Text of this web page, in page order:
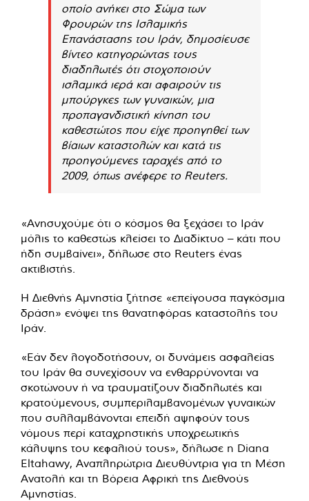
οποίο ανήκει στο Σώμα των
Φρουρών της Ισλαμικής
Επανάστασης του Ιράν, δημοσίευσε
βίντεο κατηγορώντας τους
διαδηλωτές ότι στοχοποιούν
ισλαμικά ιερά και αφαιρούν τις
μπούργκες των γυναικών, μια
προπαγανδιστική κίνηση του
καθεστώτος που είχε προηγηθεί των
βίαιων καταστολών και κατά τις
προηγούμενες ταραχές από το
2009, όπως ανέφερε το Reuters.
«Ανησυχούμε ότι ο κόσμος θα ξεχάσει το Ιράν
μόλις το καθεστώς κλείσει το Διαδίκτυο – κάτι που
ήδη συμβαίνει», δήλωσε στο Reuters ένας
ακτιβιστής.
Η Διεθνής Αμνηστία ζήτησε «επείγουσα παγκόσμια
δράση» ενόψει της θανατηφόρας καταστολής του
Ιράν.
«Εάν δεν λογοδοτήσουν, οι δυνάμεις ασφαλείας
του Ιράν θα συνεχίσουν να ενθαρρύνονται να
σκοτώνουν ή να τραυματίζουν διαδηλωτές και
κρατούμενους, συμπεριλαμβανομένων γυναικών
που συλλαμβάνονται επειδή αψηφούν τους
νόμους περί καταχρηστικής υποχρεωτικής
κάλυψης του κεφαλιού τους», δήλωσε η Diana
Eltahawy, Αναπληρώτρια Διευθύντρια για τη Μέση
Ανατολή και τη Βόρεια Αφρική της Διεθνούς
Αμνηστίας.